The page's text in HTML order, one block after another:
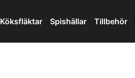
Köksfläktar Spishällar Tillbehör